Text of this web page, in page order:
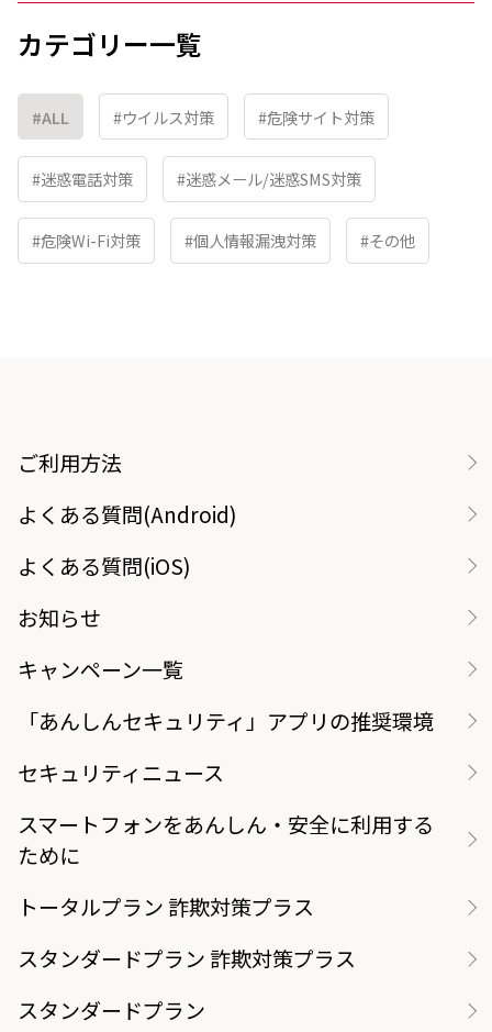
カテゴリー一覧
#ALL #ウイルス対策 #危険サイト対策
#迷惑電話対策 #迷惑メール/迷惑SMS対策
#危険Wi-Fi対策 #個人情報漏洩対策 #その他
ご利用方法
よくある質問(Android)
よくある質問(iOS)
お知らせ
キャンペーン一覧
「あんしんセキュリティ」アプリの推奨環境
セキュリティニュース
スマートフォンをあんしん・安全に利用する
ために
トータルプラン 詐欺対策プラス
スタンダードプラン 詐欺対策プラス
スタンダードプラン